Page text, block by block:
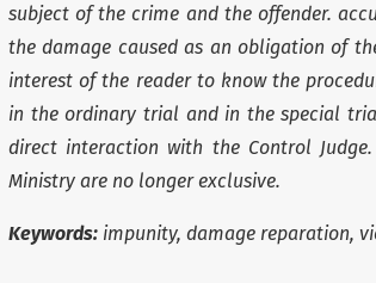
subject of the crime and the offender.
the damage caused as an obligation of
interest of the reader to know the
in the ordinary trial and in the special
direct interaction with the Control
Ministry are no longer exclusive.
Keywords: impunity, damage reparation,